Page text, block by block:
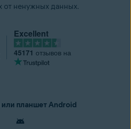
от ненужных данных.
Excellent
45171 отзывов на
или планшет Android